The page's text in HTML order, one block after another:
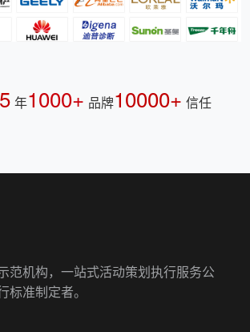
年1000+ 品牌10000+ 信任
范机构，一站式活动策划执行服务公
标准制定者。